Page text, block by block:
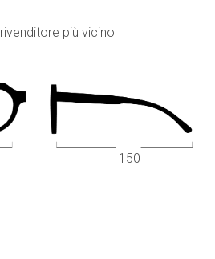
più vicino
150